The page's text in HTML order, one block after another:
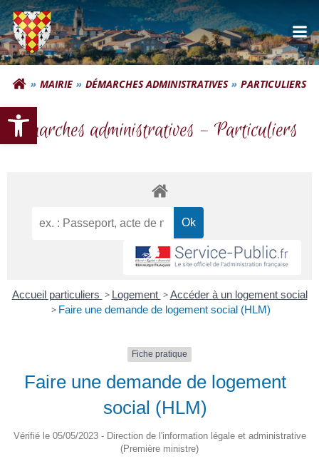
Ouvrir la barre d’outils
Aller
au
contenu
Commune d'Autignac
MAIRIE DÉMARCHES ADMINISTRATIVES PARTICULIERS
Démarches administratives – Particuliers
Accueil particuliers > Logement > Accéder à un logement social
> Faire une demande de logement social (HLM)
Fiche pratique
Faire une demande de logement
social (HLM)
Vérifié le 05/05/2023 - Direction de l'information légale et administrative
(Première ministre)